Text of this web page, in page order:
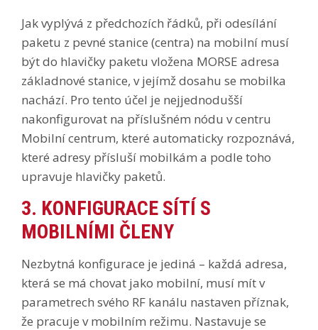
Jak vyplývá z předchozích řádků, při odesílání
paketu z pevné stanice (centra) na mobilní musí
být do hlavičky paketu vložena MORSE adresa
základnové stanice, v jejímž dosahu se mobilka
nachází. Pro tento účel je nejjednodušší
nakonfigurovat na příslušném nódu v centru
Mobilní centrum, které automaticky rozpoznává,
které adresy přísluší mobilkám a podle toho
upravuje hlavičky paketů.
3. KONFIGURACE SÍTÍ S
MOBILNÍMI ČLENY
Nezbytná konfigurace je jediná – každá adresa,
která se má chovat jako mobilní, musí mít v
parametrech svého RF kanálu nastaven příznak,
že pracuje v mobilním režimu. Nastavuje se